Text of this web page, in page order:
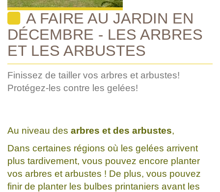
A FAIRE AU JARDIN EN
DÉCEMBRE - LES ARBRES
ET LES ARBUSTES
Finissez de tailler vos arbres et arbustes!
Protégez-les contre les gelées!
Au niveau des arbres et des arbustes,
Dans certaines régions où les gelées arrivent
plus tardivement, vous pouvez encore planter
vos arbres et arbustes ! De plus, vous pouvez
finir de planter les bulbes printaniers avant les